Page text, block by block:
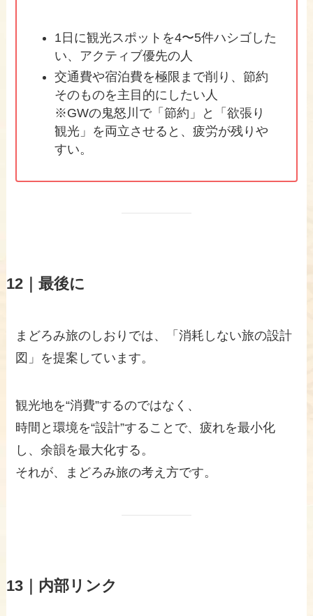
1日に観光スポットを4〜5件ハシゴした
い、アクティブ優先の人
交通費や宿泊費を極限まで削り、節約
そのものを主目的にしたい人
※GWの鬼怒川で「節約」と「欲張り
観光」を両立させると、疲労が残りや
すい。
12｜最後に
まどろみ旅のしおりでは、「消耗しない旅の設計
図」を提案しています。
観光地を“消費”するのではなく、
時間と環境を“設計”することで、疲れを最小化
し、余韻を最大化する。
それが、まどろみ旅の考え方です。
13｜内部リンク